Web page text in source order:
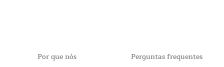
Por que nós Perguntas frequentes